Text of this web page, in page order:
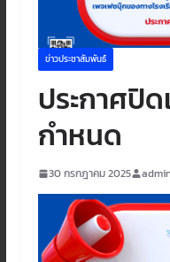
ข่าวประชาสัมพันธ์
ประกาศปิด
กำหนด
30 กรกฎาคม 2025